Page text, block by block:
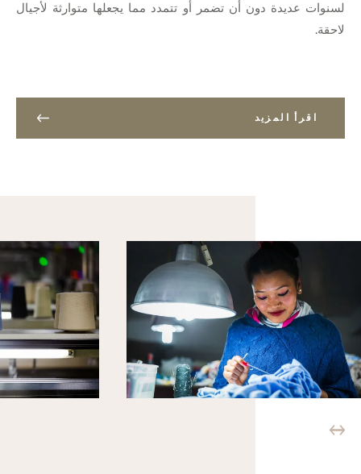
لسنوات عديدة دون أن تضمر أو تتمدد مما يجعلها متوارثة لأجيال
لاحقة.
اقرأ المزيد